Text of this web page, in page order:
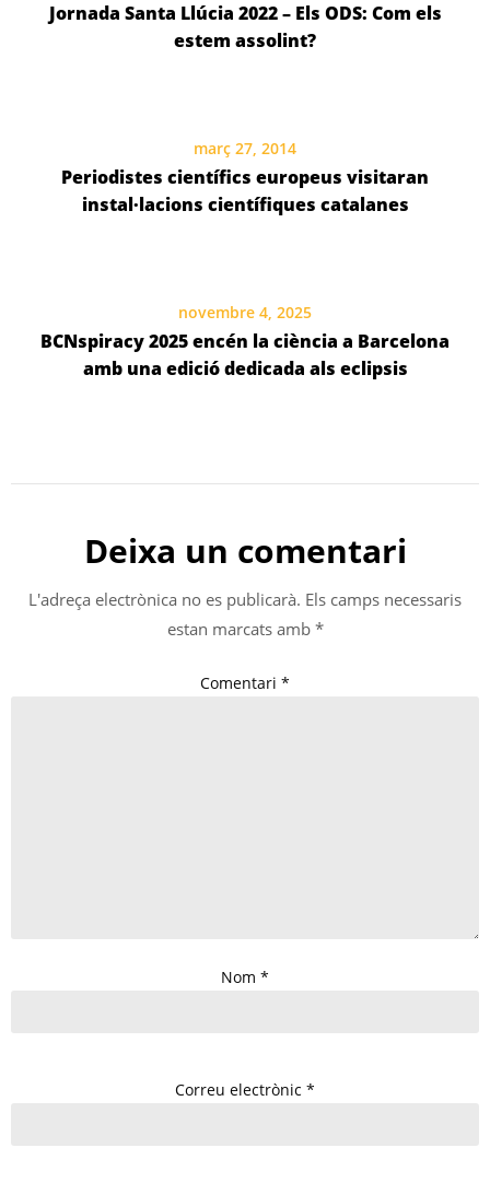
Jornada Santa Llúcia 2022 – Els ODS: Com els
estem assolint?
març 27, 2014
Periodistes científics europeus visitaran
instal·lacions científiques catalanes
novembre 4, 2025
BCNspiracy 2025 encén la ciència a Barcelona
amb una edició dedicada als eclipsis
Deixa un comentari
L'adreça electrònica no es publicarà. Els camps necessaris
estan marcats amb *
Comentari *
Nom *
Correu electrònic *